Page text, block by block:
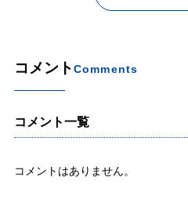
コメントComments
コメント一覧
コメントはありません。